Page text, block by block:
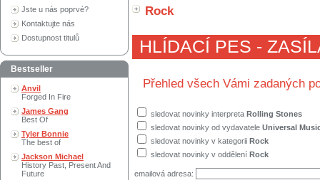
Jste u nás poprvé?
Kontaktujte nás
Dostupnost titulů
Bestseller
Anvil
Forged In Fire
James Gang
Best Of
Tyler Bonnie
The best of
Jackson Michael
History Past, Present And
Future
Rock
HLÍDACÍ PES -
Přehled všech Vámi zadaných
sledovat novinky interpreta Rolling Stones
sledovat novinky od vydavatele Universal
sledovat novinky v kategorii Rock
sledovat novinky v oddělení Rock
emailová adresa: